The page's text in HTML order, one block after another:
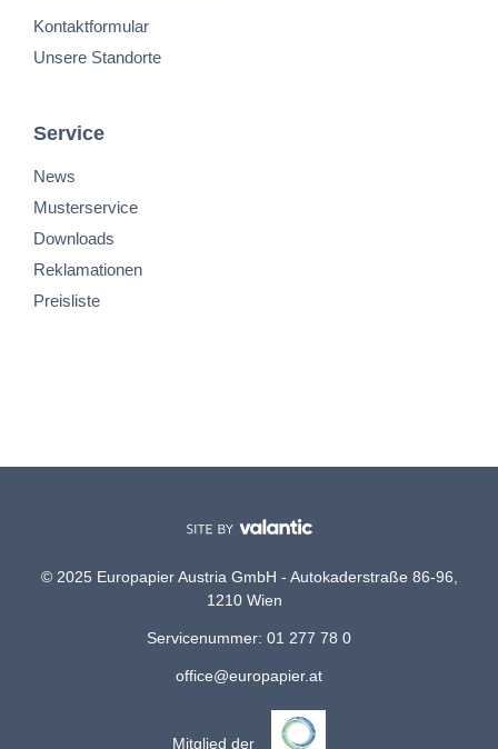
Kontaktformular
Unsere Standorte
Service
News
Musterservice
Downloads
Reklamationen
Preisliste
© 2025 Europapier Austria GmbH - Autokaderstraße 86-96,
1210 Wien
Servicenummer: 01 277 78 0
office@europapier.at
Mitglied der